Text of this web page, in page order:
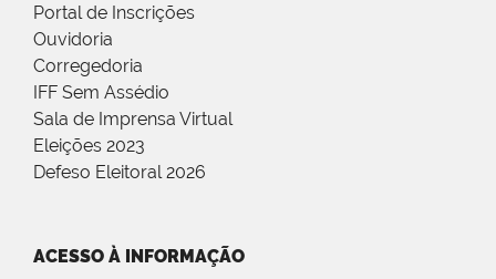
Portal de Inscrições
Ouvidoria
Corregedoria
IFF Sem Assédio
Sala de Imprensa Virtual
Eleições 2023
Defeso Eleitoral 2026
ACESSO À INFORMAÇÃO